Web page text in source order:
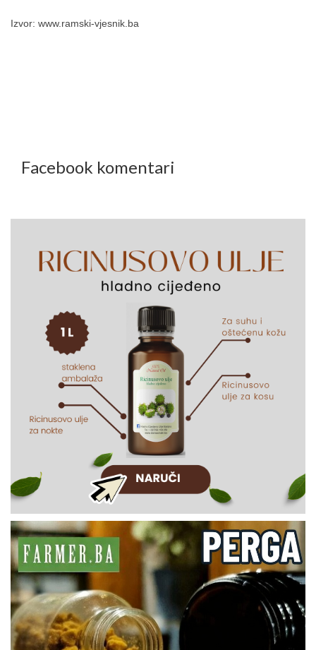
Izvor: www. ramski-vjesnik.ba
Facebook komentari